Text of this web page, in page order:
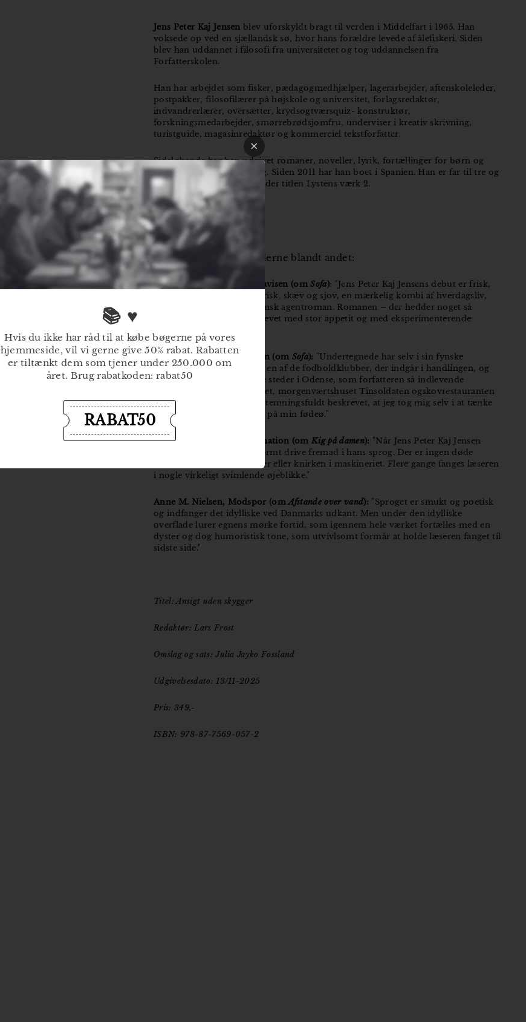
Jens Peter Kaj Jensen blev uforskyldt bragt til verden i Middelfart i 1965. Han
voksede op ved en sjællandsk sø, hvor hans forældre levede af ålefiskeri. Siden
blev han uddannet i filosofi fra universitetet og tog uddannelsen fra
Forfatterskolen.
Han har arbejdet som fisker, pædagogmedhjælper, lagerarbejder, aftenskoleleder,
postpakker, filosofilærer på højskole og universitet, forlagsredaktør,
indvandrerlærer, oversætter, krydsogtværsquiz- konstruktør,
forskningsmedarbejder, smørrebrødsjomfru, underviser i kreativ skrivning,
turistguide, magasinredaktør og kommerciel tekstforfatter.
Sideløbende har han udgivet romaner, noveller, lyrik, fortællinger for børn og
bøger om filosofi og sprog. Siden 2011 har han boet i Spanien. Han er far til tre og
røgter desuden en blog under titlen Lystens værk 2.
Tidligere skrev anmelderne blandt andet:
Klaus Rothstein, Weekendavisen (omSofa): "Jens Peter Kaj Jensens debut er frisk,
fræk og filosoferende, satirisk, skæv og sjov, en mærkelig kombi af hverdagsliv,
politisk drama og odenseansk agentroman. Romanen – der hedder noget så
lakonisk som Sofa – er skrevet med stor appetit og med eksperimenterende
Peter Christensen, Politiken (om Sofa): "Undertegnede har selv i sin fynske
ungdom spillet mange år i en af de fodboldklubber, der indgår i handlingen, og
lagt vejen forbi nogle af de steder i Odense, som forfatteren så indlevende
beskriver; f.eks. universitetet, morgenværtshuset Tinsoldaten ogskovrestauranten
Carlslund. Alt sammen så stemningsfuldt beskrevet, at jeg tog mig selv i at tænke
vemodigt og længselsfuldt på min fødeø."
Tue Andesen Nexø, Information (omKig på damen): "Når Jens Peter Kaj Jensen
skriver bedst, er der et enormt drive fremad i hans sprog. Der er ingen døde
øjeblikke, ingen pinligheder eller knirken i maskineriet. Flere gange fanges læseren
i nogle virkeligt svimlende øjeblikke."
Anne M. Nielsen, Modspor (omAfstande over vand): "Sproget er smukt og poetisk
og indfanger det idylliske ved Danmarks udkant. Men under den idylliske
overflade lurer egnens mørke fortid, som igennem hele værket fortælles med en
dyster og dog humoristisk tone, som utvivlsomt formår at holde læseren fanget til
sidste side."
Titel: Ansigt uden skygger
Redaktør: Lars Frost
Omslag og sats: Julia Jayko Fossland
Udgivelsesdato: 13/11-2025
Pris: 349,-
ISBN: 978-87-7569-057-2
📚 ♥
Hvis du ikke har råd til at købe bøgerne på vores
hjemmeside, vil vi gerne give 50% rabat. Rabatten
er tiltænkt dem som tjener under 250.000 om
året. Brug rabatkoden: rabat50
RABAT50